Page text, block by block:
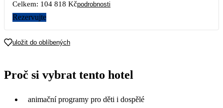
12 13 14
19 20 21 22 23 24 25
Celkem: 104 818 Kčpodrobnosti
Rezervujte
uložit do oblíbených
Proč si vybrat tento hotel
animační programy pro děti i dospělé